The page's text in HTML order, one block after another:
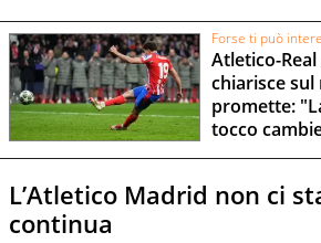
Forse ti può
Atletico-
chiarisce
promette:
tocco
L’Atletico Madrid non ci
continua